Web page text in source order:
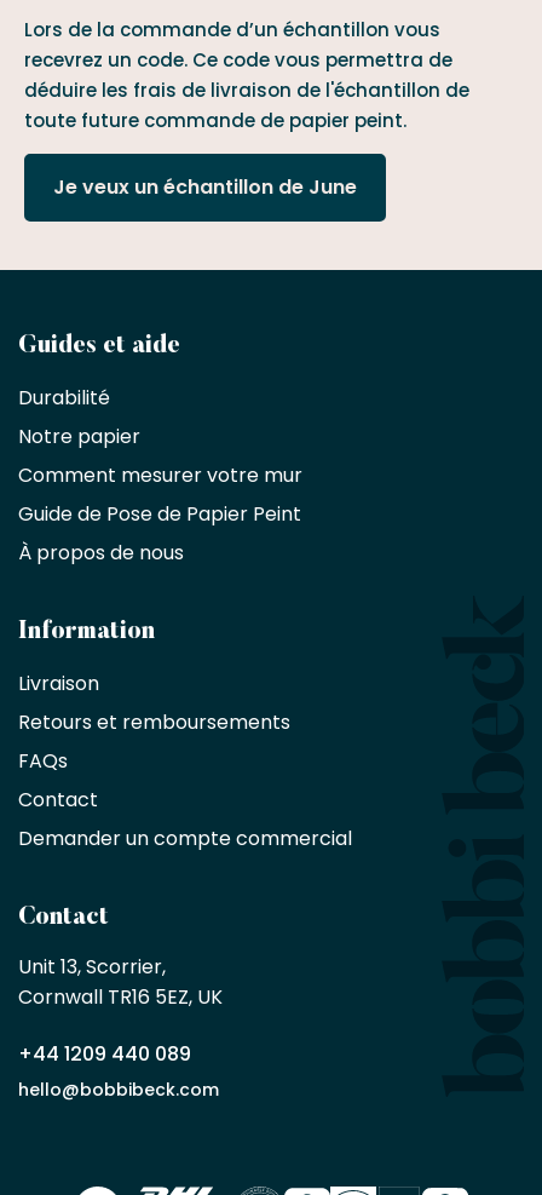
Lors de la commande d’un échantillon vous
recevrez un code. Ce code vous permettra de
déduire les frais de livraison de l'échantillon de
toute future commande de papier peint.
Je veux un échantillon de June
Devenez
partenaire
commercial
Décorateurs
d'intérieur,
designers
architectes
d'une
exclusive
de
%
sur
sans
minimum
en
partenaire
commercial
Guides et aide
Durabilité
Notre papier
Comment mesurer votre mur
Guide de Pose de Papier Peint
À propos de nous
Information
Livraison
Retours et remboursements
FAQs
Contact
Demander un compte commercial
Contact
Unit 13, Scorrier,
Cornwall TR16 5EZ, UK
+44 1209 440 089
hello@bobbibeck.com